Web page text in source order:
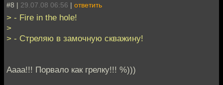
#8 | 29.07.08 06:56 | ответить
> - Fire in the hole!
>
> - Стреляю в замочную скважину!
Аааа!!! Порвало как грелку!!! %)))